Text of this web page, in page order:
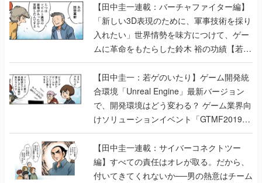
【田中圭一連載：バーチャファイター編】
「新しい3D表現のために、軍事技術を採り
入れたい」世界情勢を味方につけて、ゲー
ムに革命をもたらした鈴木 裕の功績【若ゲ
のいたり】
【田中圭一：若ゲのいたり】ゲーム開発統
合環境「Unreal Engine」最新バージョン
で、開発環境はどう変わる？ ゲーム業界向
けソリューションイベント「GTMF2019」
に行って、より理解を深めよう【PR】
【田中圭一連載：サイバーコネクトツー
編】すべての責任はオレが取る。だから、
付いてきてくれないか──男の熱意はチーム